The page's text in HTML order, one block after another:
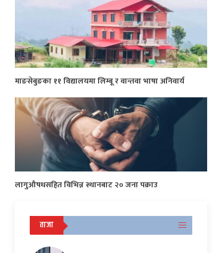
माङसेबुङका ११ विद्यालयमा लिम्बू र वान्तवा भाषा अनिवार्य
लागुऔषधसहित विभिन्न स्थानबाट २० जना पक्राउ
ताजा